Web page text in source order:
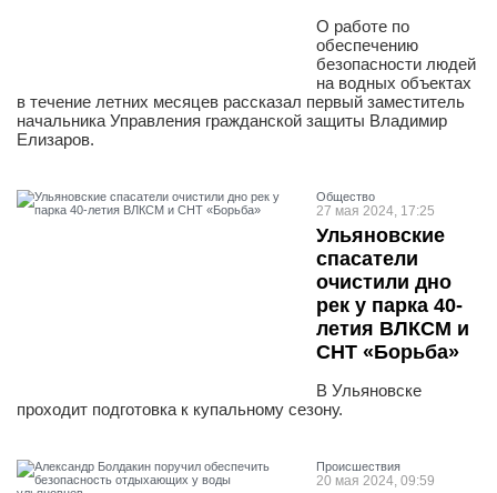
О работе по
обеспечению
безопасности людей
на водных объектах
в течение летних месяцев рассказал первый заместитель
начальника Управления гражданской защиты Владимир
Елизаров.
Общество
27 мая 2024, 17:25
Ульяновские
спасатели
очистили дно
рек у парка 40-
летия ВЛКСМ и
СНТ «Борьба»
В Ульяновске
проходит подготовка к купальному сезону.
Проиcшествия
20 мая 2024, 09:59